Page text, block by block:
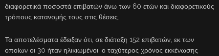
διαφορετικά ποσοστά επιβατών άνω των 60 ετών και διαφορετικούς
τρόπους κατανομής τους στις θέσεις.
Τα αποτελέσματα έδειξαν ότι, σε διάταξη 152 επιβατών, εκ των
οποίων οι 30 ήταν ηλικιωμένοι, ο ταχύτερος χρόνος εκκένωσης